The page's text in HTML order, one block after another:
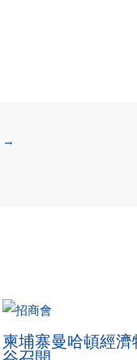
→
柬埔寨曼哈頓經